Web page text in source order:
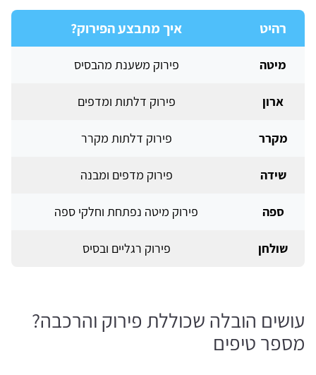
רהיט איך מתבצע הפירוק?
מיטה פירוק משענת מהבסיס
ארון פירוק דלתות ומדפים
מקרר פירוק דלתות מקרר
שידה פירוק מדפים ומבנה
ספה פירוק מיטה נפתחת וחלקי ספה
שולחן פירוק רגליים ובסיס
עושים הובלה שכוללת פירוק והרכבה?
מספר טיפים